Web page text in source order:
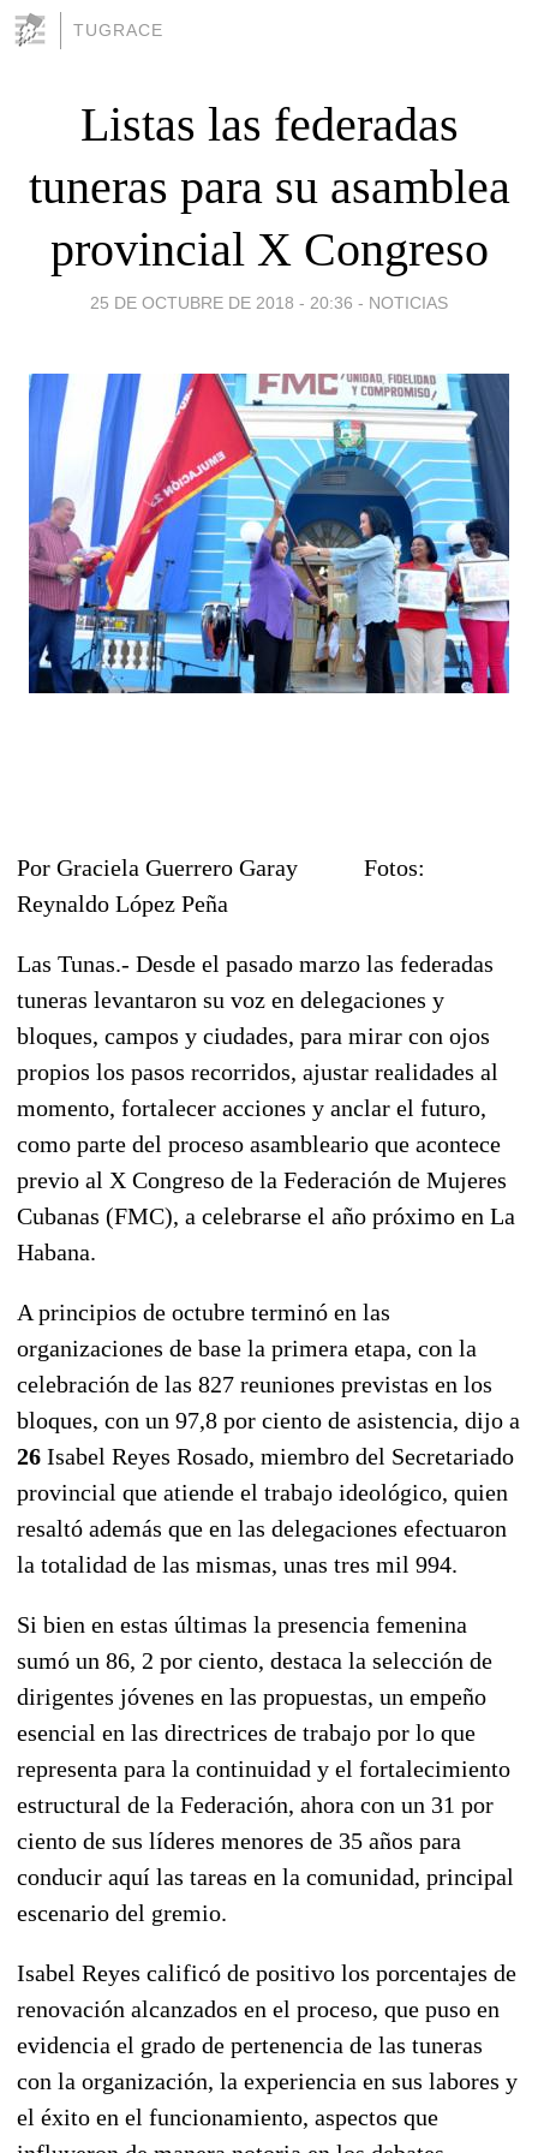
TUGRACE
Listas las federadas
tuneras para su asamblea
provincial X Congreso
25 DE OCTUBRE DE 2018 - 20:36 - NOTICIAS
Por Graciela Guerrero Garay Fotos:
Reynaldo López Peña
Las Tunas.- Desde el pasado marzo las federadas
tuneras levantaron su voz en delegaciones y
bloques, campos y ciudades, para mirar con ojos
propios los pasos recorridos, ajustar realidades al
momento, fortalecer acciones y anclar el futuro,
como parte del proceso asambleario que acontece
previo al X Congreso de la Federación de Mujeres
Cubanas (FMC), a celebrarse el año próximo en La
Habana.
A principios de octubre terminó en las
organizaciones de base la primera etapa, con la
celebración de las 827 reuniones previstas en los
bloques, con un 97,8 por ciento de asistencia, dijo a
26 Isabel Reyes Rosado, miembro del Secretariado
provincial que atiende el trabajo ideológico, quien
resaltó además que en las delegaciones efectuaron
la totalidad de las mismas, unas tres mil 994.
Si bien en estas últimas la presencia femenina
sumó un 86, 2 por ciento, destaca la selección de
dirigentes jóvenes en las propuestas, un empeño
esencial en las directrices de trabajo por lo que
representa para la continuidad y el fortalecimiento
estructural de la Federación, ahora con un 31 por
ciento de sus líderes menores de 35 años para
conducir aquí las tareas en la comunidad, principal
escenario del gremio.
Isabel Reyes calificó de positivo los porcentajes de
renovación alcanzados en el proceso, que puso en
evidencia el grado de pertenencia de las tuneras
con la organización, la experiencia en sus labores y
el éxito en el funcionamiento, aspectos que